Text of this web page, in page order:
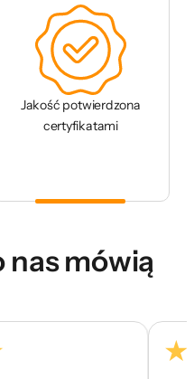
Jakość potwierdzona
certyfikatami
nas mówią